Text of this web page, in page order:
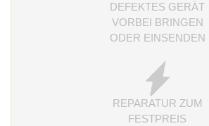
DEFEKTES GERÄT
VORBEI BRINGEN
ODER EINSENDEN
REPARATUR ZUM
FESTPREIS